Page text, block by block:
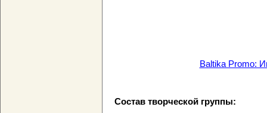
Baltika Promo:
Состав творческой группы: